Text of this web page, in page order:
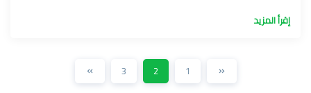
إقرأ المزيد
1
2
3